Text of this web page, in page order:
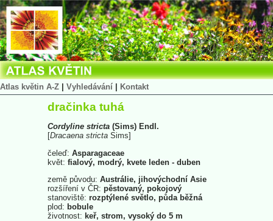
Atlas květin A-Z Vyhledávání Kontakt
dračinka tuhá
Cordyline stricta (Sims) Endl.
[Dracaena stricta Sims]
čeleď: Asparagaceae
květ: fialový, modrý, kvete leden - duben
země původu: Austrálie, jihovýchodní Asie
rozšíření v ČR: pěstovaný, pokojový
stanoviště: rozptýlené světlo, půda běžná
plod: bobule
životnost: keř, strom, vysoký do 5 m